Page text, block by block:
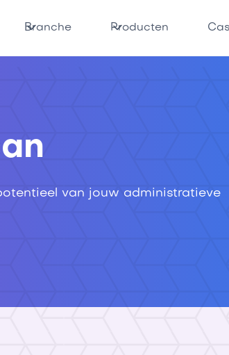
Branche Producten
van jouw administratieve